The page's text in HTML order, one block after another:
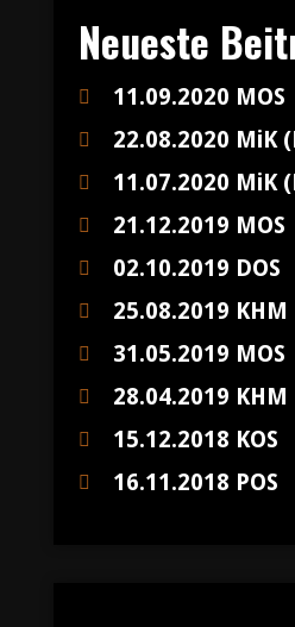
Neueste
11.09.2020 MOS
22.08.2020 MiK
11.07.2020 MiK
21.12.2019 MOS
02.10.2019 DOS
25.08.2019 KHM
31.05.2019 MOS
28.04.2019 KHM
15.12.2018 KOS
16.11.2018 POS